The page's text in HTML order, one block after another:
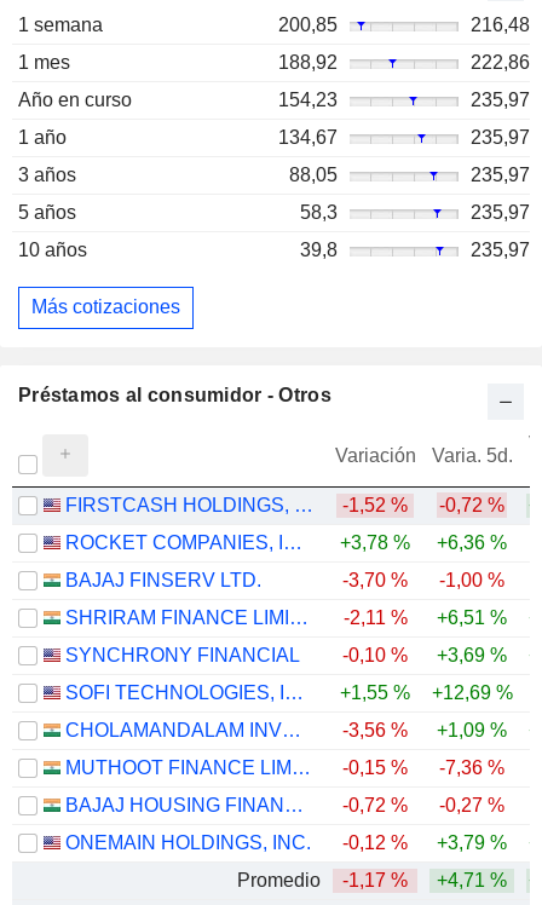
1 semana 200,85
216,48
1 mes
188,92
222,86
Año en curso
154,23
235,97
1 año
134,67
235,97
3 años
88,05
235,97
5 años
58,3
235,97
10 años
39,8 235,97
Más cotizaciones
Préstamos al consumidor - Otros
Variación Varia. 5d.
FIRSTCASH HOLDINGS, INC. -1,52 % -0,72 %
ROCKET COMPANIES, INC.
+3,78 % +6,36 %
BAJAJ FINSERV LTD.
-3,70 % -1,00 %
SHRIRAM FINANCE LIMITED
-2,11 % +6,51 %
SYNCHRONY FINANCIAL
-0,10 % +3,69 %
SOFI TECHNOLOGIES, INC.
+1,55 % +12,69 %
CHOLAMANDALAM INVESTMENT AND FINANCE COMPANY LIMITED
-3,56 % +1,09 %
MUTHOOT FINANCE LIMITED
-0,15 % -7,36 %
BAJAJ HOUSING FINANCE LIMITED
-0,72 % -0,27 %
ONEMAIN HOLDINGS, INC.
-0,12 % +3,79 %
Promedio
-1,17 % +4,71 %